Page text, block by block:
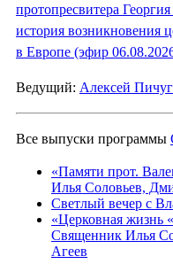
протопресвитера
история возникновения
в Европе (эфир
Ведущий: Алексей
Все выпуски программы
«Памяти прот.
Илья Соловьев,
Светлый вечер с
«Церковная жизнь
Священник Илья
Агеев